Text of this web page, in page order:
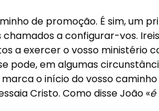
de promoção. É sim, um
a configurar-vos.
a exercer o vosso ministério
pode, em algumas
o início do vosso
Cristo. Como disse João «é